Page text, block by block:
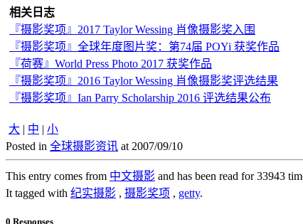
相关日志
『摄影奖项』2017 Taylor Wessing 肖像摄影奖入围
『摄影奖项』全球年度图片奖：第74届 POYi 获奖作品
『荷赛』World Press Photo 2017 获奖作品
『摄影奖项』2016 Taylor Wessing 肖像摄影奖评选结果
『摄影奖项』Ian Parry Scholarship 2016 评选结果公布
大 | 中 | 小
Posted in 全球摄影资讯 at 2007/09/10
This entry comes from 中文摄影 and has been read for 33943
It tagged with 纪实摄影 , 摄影奖项 , getty.
0 Responses